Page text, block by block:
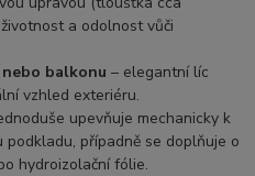
a odolnost vůči
balkonu – elegantní líc
vzhled exteriéru.
upevňuje mechanicky k
případně se doplňuje o
hydroizolační fólie.